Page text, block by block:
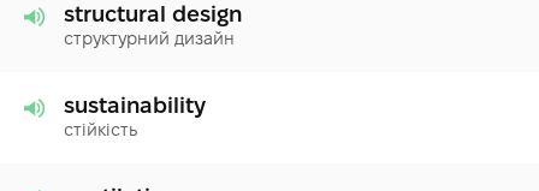
structural design
структурний дизайн
sustainability
стійкість